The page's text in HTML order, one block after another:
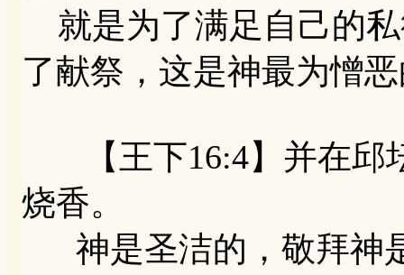
就是为了满足自己的
了献祭，这是神最为憎
【王下16:4】并在邱
烧香。
神是圣洁的，敬拜神